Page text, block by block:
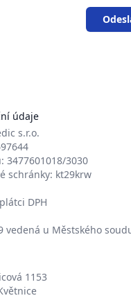
údaje
s.r.o.
3477601018/3030
schránky: kt29krw
DPH
vedená u Městského
1153